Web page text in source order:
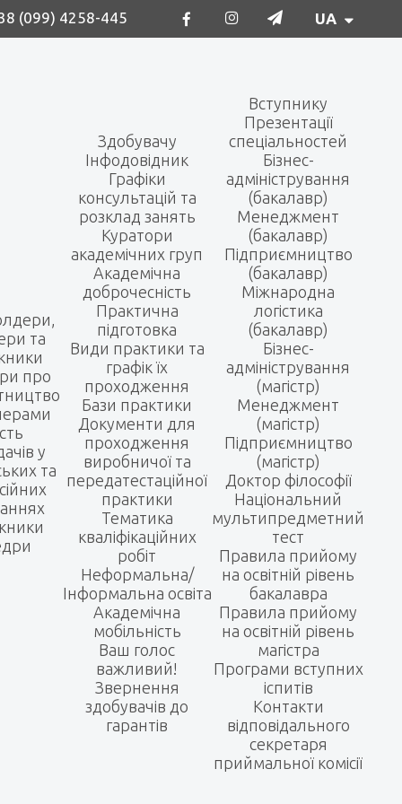
(099) 4258-445 UA
та
про
у
та
Здобувачу
Інфодовідник
Графіки
консультацій та
розклад занять
Куратори
академічних груп
Академічна
доброчесність
Практична
підготовка
Види практики та
графік їх
проходження
Бази практики
Документи для
проходження
виробничої та
передатестаційної
практики
Тематика
кваліфікаційних
робіт
Неформальна/
Інформальна освіта
Академічна
мобільність
Ваш голос
важливий!
Звернення
здобувачів до
гарантів
Вступнику
Презентації
спеціальностей
Бізнес-
адміністрування
(бакалавр)
Менеджмент
(бакалавр)
Підприємництво
(бакалавр)
Міжнародна
логістика
(бакалавр)
Бізнес-
адміністрування
(магістр)
Менеджмент
(магістр)
Підприємництво
(магістр)
Доктор філософії
Національний
мультипредметний
тест
Правила прийому
на освітній рівень
бакалавра
Правила прийому
на освітній рівень
магістра
Програми вступних
іспитів
Контакти
відповідального
секретаря
приймальної комісії